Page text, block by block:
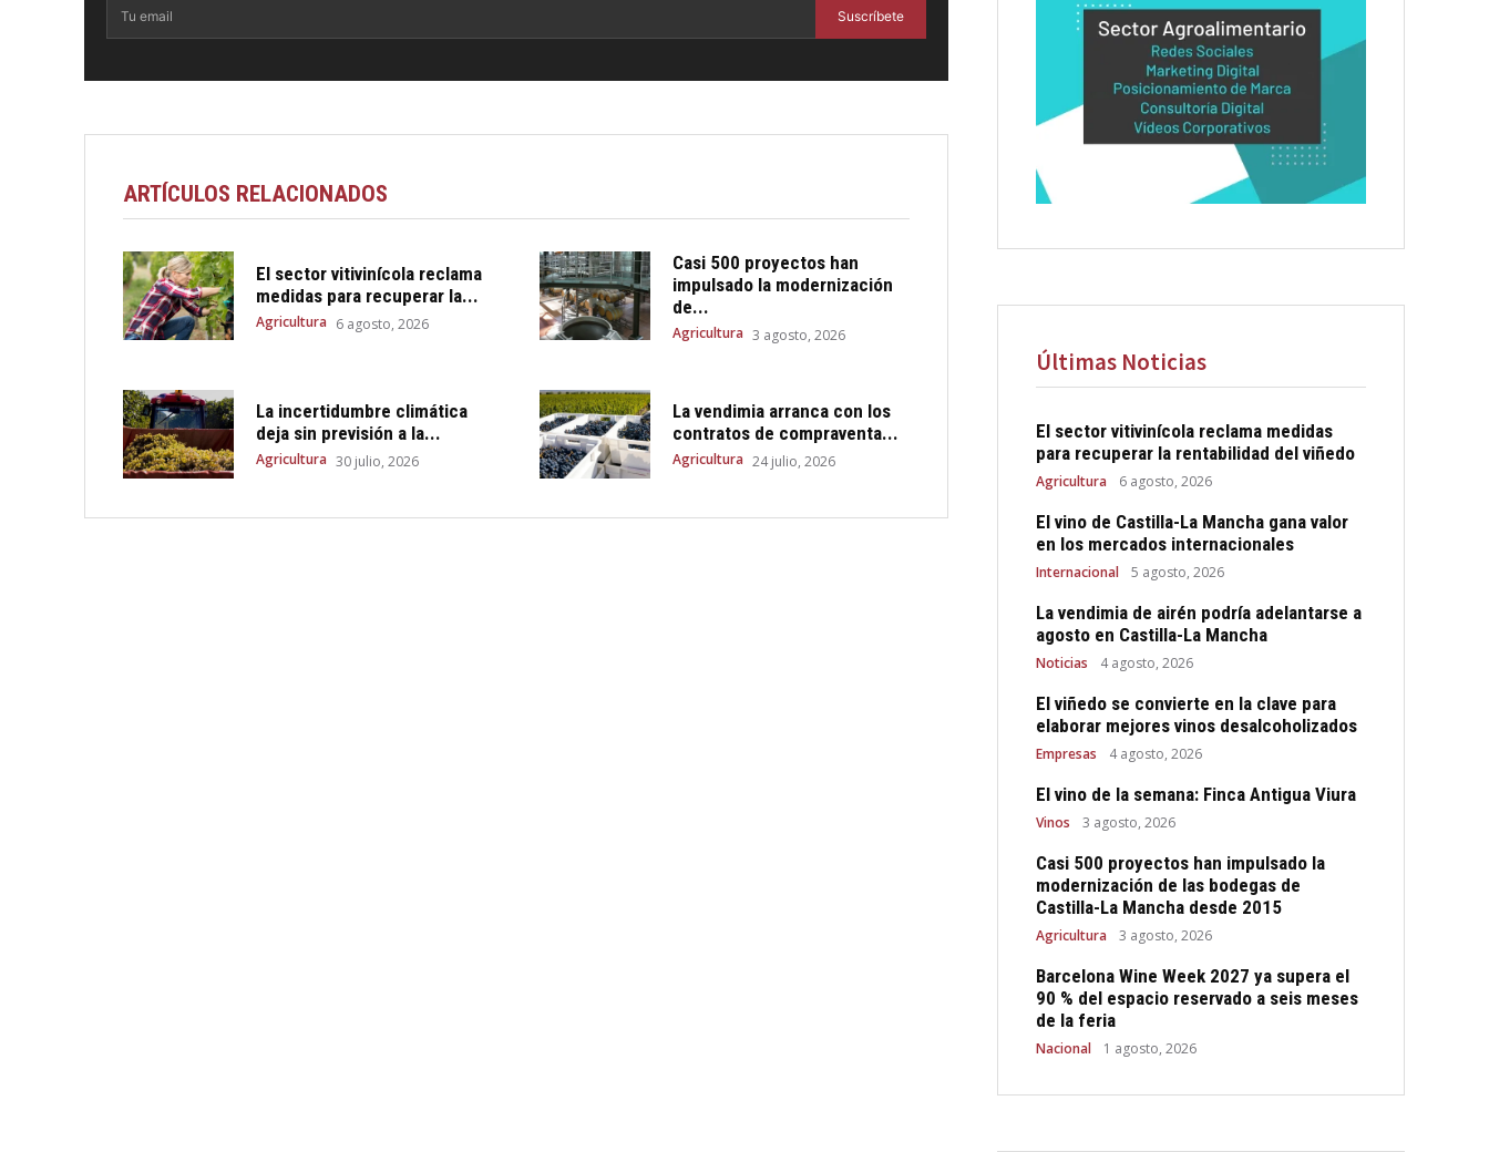
Suscríbete
ARTÍCULOS RELACIONADOS
El sector vitivinícola reclama
medidas para recuperar la...
Agricultura 6 agosto, 2026
Casi 500 proyectos han
impulsado la modernización
de...
Agricultura 3 agosto, 2026
La incertidumbre climática
deja sin previsión a la...
Agricultura 30 julio, 2026
La vendimia arranca con los
contratos de compraventa...
Agricultura 24 julio, 2026
Últimas Noticias
El sector vitivinícola reclama medidas
para recuperar la rentabilidad del viñedo
Agricultura 6 agosto, 2026
El vino de Castilla-La Mancha gana valor
en los mercados internacionales
Internacional 5 agosto, 2026
La vendimia de airén podría adelantarse a
agosto en Castilla-La Mancha
Noticias 4 agosto, 2026
El viñedo se convierte en la clave para
elaborar mejores vinos desalcoholizados
Empresas 4 agosto, 2026
El vino de la semana: Finca Antigua Viura
Vinos 3 agosto, 2026
Casi 500 proyectos han impulsado la
modernización de las bodegas de
Castilla-La Mancha desde 2015
Agricultura 3 agosto, 2026
Barcelona Wine Week 2027 ya supera el
90 % del espacio reservado a seis meses
de la feria
Nacional 1 agosto, 2026